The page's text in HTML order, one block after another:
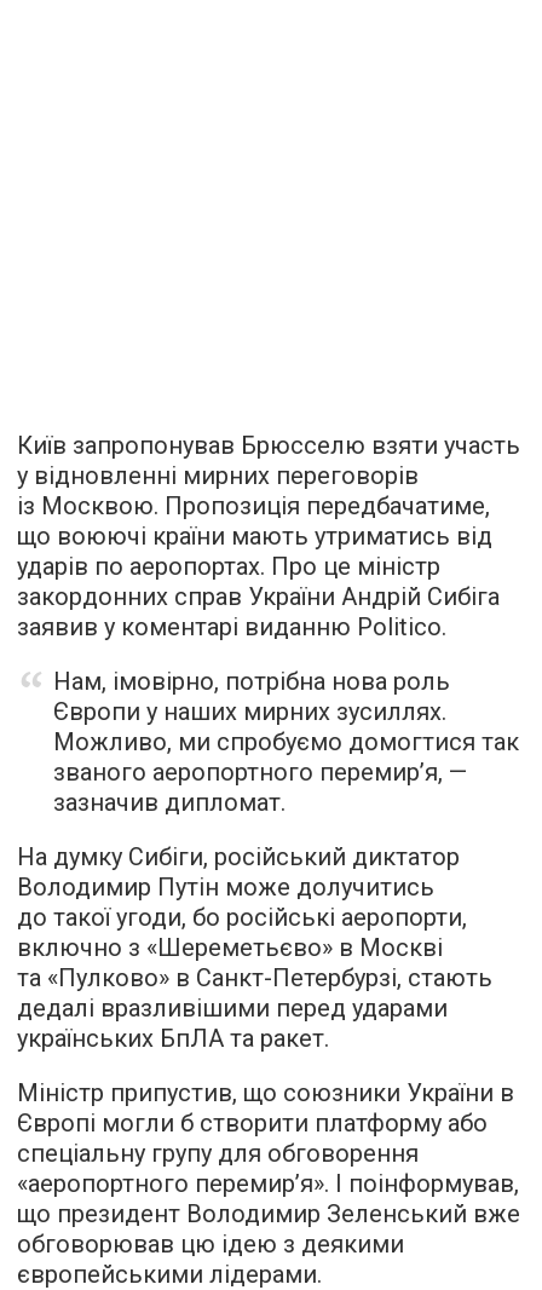
Київ запропонував Брюсселю взяти участь
у відновленні мирних переговорів
із Москвою. Пропозиція передбачатиме,
що воюючі країни мають утриматись від
ударів по аеропортах. Про це міністр
закордонних справ України Андрій Сибіга
заявив у коментарі виданню Politico.
Нам, імовірно, потрібна нова роль
Європи у наших мирних зусиллях.
Можливо, ми спробуємо домогтися так
званого аеропортного перемир’я, —
зазначив дипломат.
На думку Сибіги, російський диктатор
Володимир Путін може долучитись
до такої угоди, бо російські аеропорти,
включно з «Шереметьєво» в Москві
та «Пулково» в Санкт-Петербурзі, стають
дедалі вразливішими перед ударами
українських БпЛА та ракет.
Міністр припустив, що союзники України в
Європі могли б створити платформу або
спеціальну групу для обговорення
«аеропортного перемир’я». І поінформував,
що президент Володимир Зеленський вже
обговорював цю ідею з деякими
європейськими лідерами.